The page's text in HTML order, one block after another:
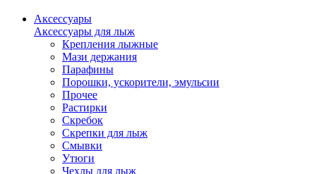
Аксессуары
Аксессуары для лыж
Крепления лыжные
Мази держания
Парафины
Порошки, ускорители, эмульсии
Прочее
Растирки
Скребок
Скрепки для лыж
Смывки
Утюги
Чехлы для лыж